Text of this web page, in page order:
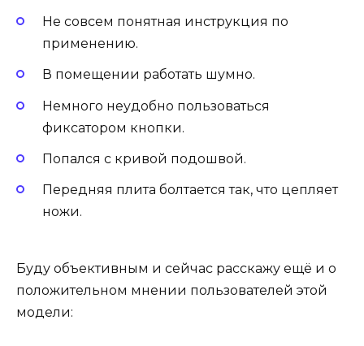
Не совсем понятная инструкция по
применению.
В помещении работать шумно.
Немного неудобно пользоваться
фиксатором кнопки.
Попался с кривой подошвой.
Передняя плита болтается так, что цепляет
ножи.
Буду объективным и сейчас расскажу ещё и о
положительном мнении пользователей этой
модели: